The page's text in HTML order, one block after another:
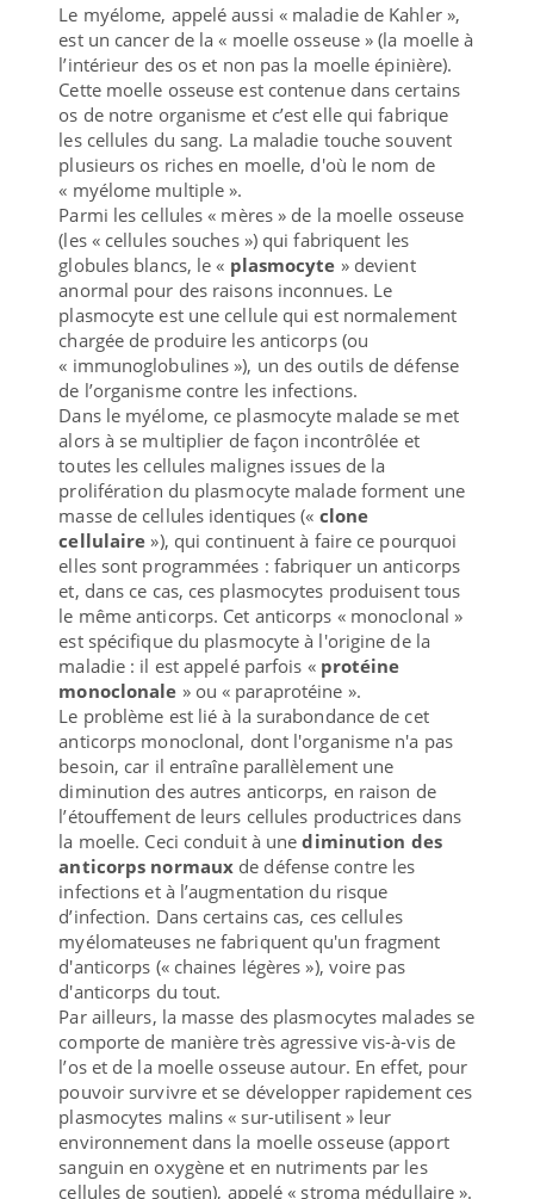
Le myélome, appelé aussi « maladie de Kahler »,
est un cancer de la « moelle osseuse » (la moelle à
l’intérieur des os et non pas la moelle épinière).
Cette moelle osseuse est contenue dans certains
os de notre organisme et c’est elle qui fabrique
les cellules du sang. La maladie touche souvent
plusieurs os riches en moelle, d'où le nom de
« myélome multiple ».
Parmi les cellules « mères » de la moelle osseuse
(les « cellules souches ») qui fabriquent les
globules blancs, le « plasmocyte » devient
anormal pour des raisons inconnues. Le
plasmocyte est une cellule qui est normalement
chargée de produire les anticorps (ou
« immunoglobulines »), un des outils de défense
de l’organisme contre les infections.
Dans le myélome, ce plasmocyte malade se met
alors à se multiplier de façon incontrôlée et
toutes les cellules malignes issues de la
prolifération du plasmocyte malade forment une
masse de cellules identiques (« clone
cellulaire »), qui continuent à faire ce pourquoi
elles sont programmées : fabriquer un anticorps
et, dans ce cas, ces plasmocytes produisent tous
le même anticorps. Cet anticorps « monoclonal »
est spécifique du plasmocyte à l'origine de la
maladie : il est appelé parfois « protéine
monoclonale » ou « paraprotéine ».
Le problème est lié à la surabondance de cet
anticorps monoclonal, dont l'organisme n'a pas
besoin, car il entraîne parallèlement une
diminution des autres anticorps, en raison de
l’étouffement de leurs cellules productrices dans
la moelle. Ceci conduit à unediminution des
anticorps normaux de défense contre les
infections et à l’augmentation du risque
d’infection. Dans certains cas, ces cellules
myélomateuses ne fabriquent qu'un fragment
d'anticorps (« chaines légères »), voire pas
d'anticorps du tout.
Par ailleurs, la masse des plasmocytes malades se
comporte de manière très agressive vis-à-vis de
l’os et de la moelle osseuse autour. En effet, pour
pouvoir survivre et se développer rapidement ces
plasmocytes malins « sur-utilisent » leur
environnement dans la moelle osseuse (apport
sanguin en oxygène et en nutriments par les
cellules de soutien), appelé « stroma médullaire ».